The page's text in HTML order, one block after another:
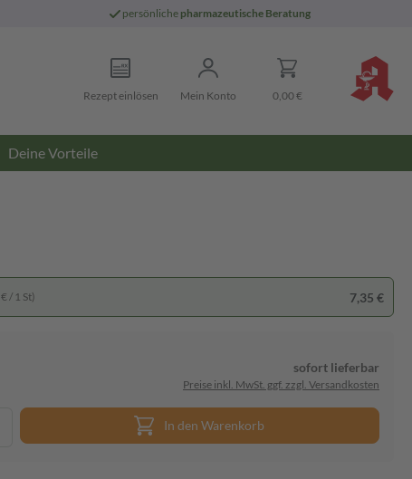
persönliche pharmazeutische Beratung
Rezept einlösen Mein Konto 0,00 €
Deine Vorteile
/ 1 St) 7,35 €
sofort lieferbar
Preise inkl. MwSt. ggf. zzgl. Versandkosten
In den Warenkorb